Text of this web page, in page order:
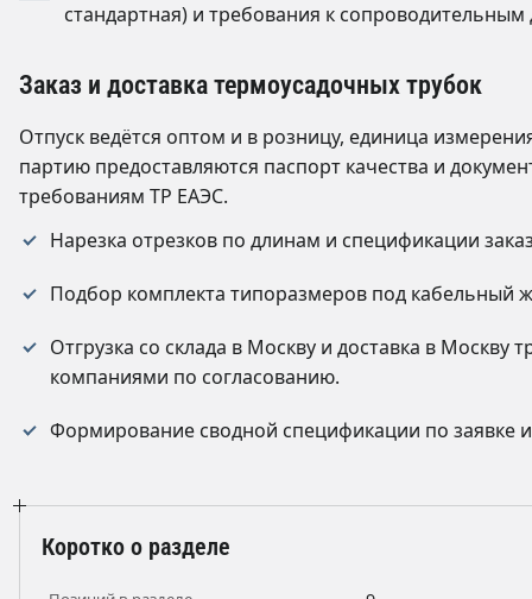
стандартная) и требования к
Заказ и доставка термоусадочных трубок
Отпуск ведётся оптом и в розницу, единица
партию предоставляются паспорт качества и
требованиям ТР ЕАЭС.
Нарезка отрезков по длинам и спецификации
Подбор комплекта типоразмеров под кабельный
Отгрузка со склада в Москву и доставка в Москву
компаниями по согласованию.
Формирование сводной спецификации по заявке
Коротко о разделе